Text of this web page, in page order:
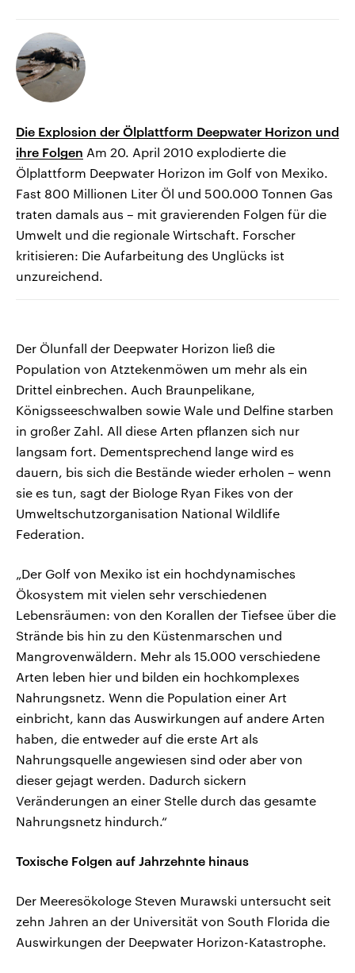
Die Explosion der Ölplattform Deepwater Horizon und
ihre Folgen Am 20. April 2010 explodierte die
Ölplattform Deepwater Horizon im Golf von Mexiko.
Fast 800 Millionen Liter Öl und 500.000 Tonnen Gas
traten damals aus – mit gravierenden Folgen für die
Umwelt und die regionale Wirtschaft. Forscher
kritisieren: Die Aufarbeitung des Unglücks ist
unzureichend.
Der Ölunfall der Deepwater Horizon ließ die
Population von Atztekenmöwen um mehr als ein
Drittel einbrechen. Auch Braunpelikane,
Königsseeschwalben sowie Wale und Delfine starben
in großer Zahl. All diese Arten pflanzen sich nur
langsam fort. Dementsprechend lange wird es
dauern, bis sich die Bestände wieder erholen – wenn
sie es tun, sagt der Biologe Ryan Fikes von der
Umweltschutzorganisation National Wildlife
Federation.
„Der Golf von Mexiko ist ein hochdynamisches
Ökosystem mit vielen sehr verschiedenen
Lebensräumen: von den Korallen der Tiefsee über die
Strände bis hin zu den Küstenmarschen und
Mangrovenwäldern. Mehr als 15.000 verschiedene
Arten leben hier und bilden ein hochkomplexes
Nahrungsnetz. Wenn die Population einer Art
einbricht, kann das Auswirkungen auf andere Arten
haben, die entweder auf die erste Art als
Nahrungsquelle angewiesen sind oder aber von
dieser gejagt werden. Dadurch sickern
Veränderungen an einer Stelle durch das gesamte
Nahrungsnetz hindurch.“
Toxische Folgen auf Jahrzehnte hinaus
Der Meeresökologe Steven Murawski untersucht seit
zehn Jahren an der Universität von South Florida die
Auswirkungen der Deepwater Horizon-Katastrophe.